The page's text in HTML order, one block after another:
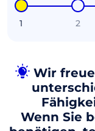
1 2
Wir
Wenn Sie